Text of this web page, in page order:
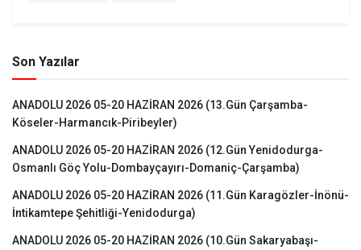
Son Yazılar
ANADOLU 2026 05-20 HAZİRAN 2026 (13.Gün Çarşamba-
Köseler-Harmancık-Piribeyler)
ANADOLU 2026 05-20 HAZİRAN 2026 (12.Gün Yenidodurga-
Osmanlı Göç Yolu-Dombayçayırı-Domaniç-Çarşamba)
ANADOLU 2026 05-20 HAZİRAN 2026 (11.Gün Karagözler-İnönü-
İntikamtepe Şehitliği-Yenidodurga)
ANADOLU 2026 05-20 HAZİRAN 2026 (10.Gün Sakaryabaşı-